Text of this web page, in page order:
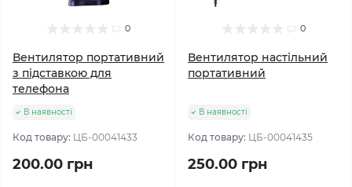
0
Вентилятор портативний
з підставкою для
телефона
В наявності
Код товару: ЦБ-00041433
200.00 грн
0
Вентилятор настільний
портативний
В наявності
Код товару: ЦБ-00041435
250.00 грн